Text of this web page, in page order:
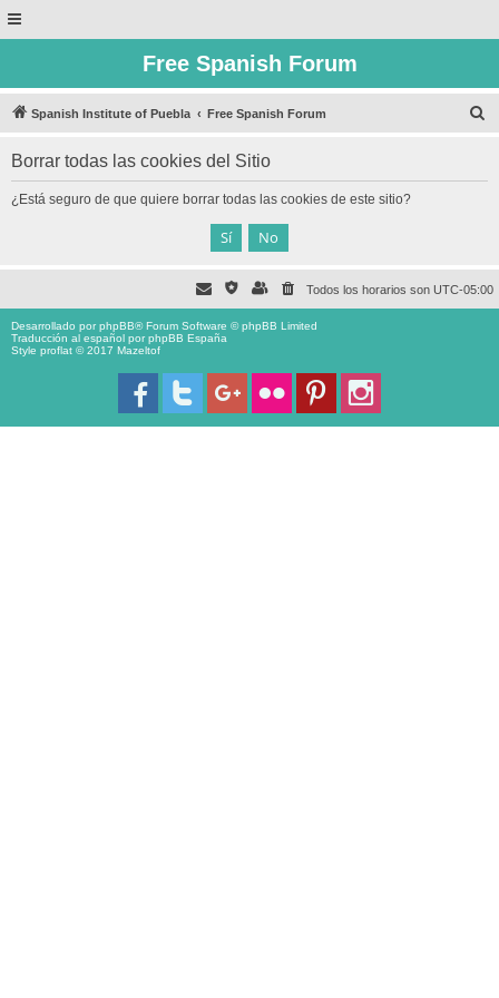
Free Spanish Forum
Spanish Institute of Puebla Free Spanish Forum
Borrar todas las cookies del Sitio
¿Está seguro de que quiere borrar todas las cookies de este sitio?
Todos los horarios son UTC-05:00
Desarrollado porphpBB® Forum Software © phpBB Limited
Traducción al español porphpBB España
Style proflat © 2017 Mazeltof